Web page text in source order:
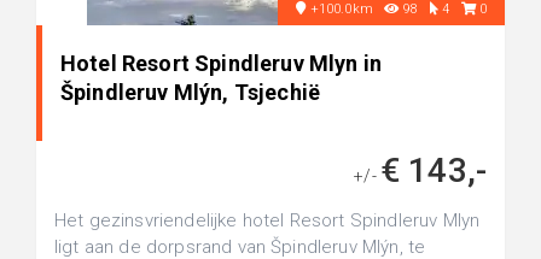
+100.0km 98 4 0
Hotel Resort Spindleruv Mlyn in
Špindleruv Mlýn, Tsjechië
+/- € 143,-
Het gezinsvriendelijke hotel Resort Spindleruv Mlyn
ligt aan de dorpsrand van Špindleruv Mlýn, te